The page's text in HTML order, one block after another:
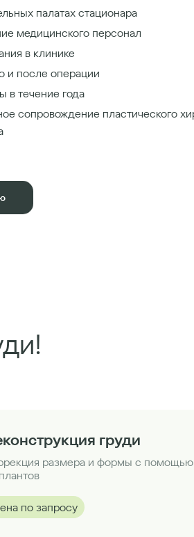
палатах стационара
медицинского персонал
в клинике
и после операции
в течение года
сопровождение пластического
груди
размера и формы с помощью
по запросу